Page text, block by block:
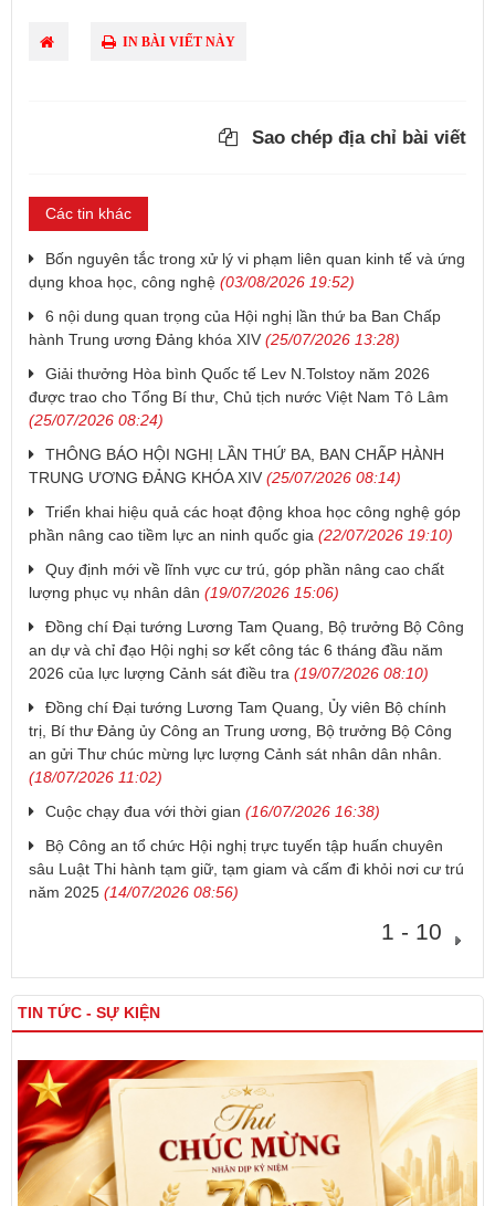
IN BÀI VIẾT NÀY
Sao chép địa chỉ bài viết
Các tin khác
Bốn nguyên tắc trong xử lý vi phạm liên quan kinh tế và ứng
dụng khoa học, công nghệ (03/08/2026 19:52)
6 nội dung quan trọng của Hội nghị lần thứ ba Ban Chấp
hành Trung ương Đảng khóa XIV (25/07/2026 13:28)
Giải thưởng Hòa bình Quốc tế Lev N.Tolstoy năm 2026
được trao cho Tổng Bí thư, Chủ tịch nước Việt Nam Tô Lâm
(25/07/2026 08:24)
THÔNG BÁO HỘI NGHỊ LẦN THỨ BA, BAN CHẤP HÀNH
TRUNG ƯƠNG ĐẢNG KHÓA XIV (25/07/2026 08:14)
Triển khai hiệu quả các hoạt động khoa học công nghệ góp
phần nâng cao tiềm lực an ninh quốc gia (22/07/2026 19:10)
Quy định mới về lĩnh vực cư trú, góp phần nâng cao chất
lượng phục vụ nhân dân (19/07/2026 15:06)
Đồng chí Đại tướng Lương Tam Quang, Bộ trưởng Bộ Công
an dự và chỉ đạo Hội nghị sơ kết công tác 6 tháng đầu năm
2026 của lực lượng Cảnh sát điều tra (19/07/2026 08:10)
Đồng chí Đại tướng Lương Tam Quang, Ủy viên Bộ chính
trị, Bí thư Đảng ủy Công an Trung ương, Bộ trưởng Bộ Công
an gửi Thư chúc mừng lực lượng Cảnh sát nhân dân nhân.
(18/07/2026 11:02)
Cuộc chạy đua với thời gian (16/07/2026 16:38)
Bộ Công an tổ chức Hội nghị trực tuyến tập huấn chuyên
sâu Luật Thi hành tạm giữ, tạm giam và cấm đi khỏi nơi cư trú
năm 2025 (14/07/2026 08:56)
1 - 10
TIN TỨC - SỰ KIỆN